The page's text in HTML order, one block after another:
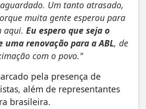
Um tanto atrasado,
muita gente esperou para
aqui. Eu espero que seja o
uma renovação para a ABL, de
com o povo."
pela presença de
além de representantes
brasileira.